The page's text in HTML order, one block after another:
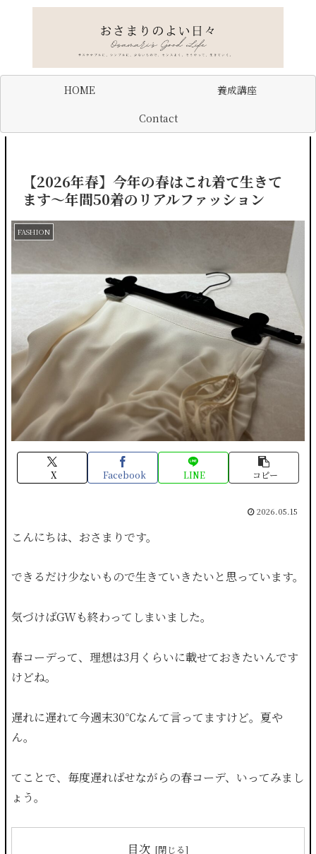
HOME
養成講座
Contact
【2026年春】今年の春はこれ着て生きて
ます〜年間50着のリアルファッション
FASHION
X Facebook LINE コピー
2026.05.15
こんにちは、おさまりです。
できるだけ少ないもので生きていきたいと思っています。
気づけばGWも終わってしまいました。
春コーデって、理想は3月くらいに載せておきたいんです
けどね。
遅れに遅れて今週末30℃なんて言ってますけど。夏や
ん。
てことで、毎度遅ればせながらの春コーデ、いってみまし
ょう。
目次